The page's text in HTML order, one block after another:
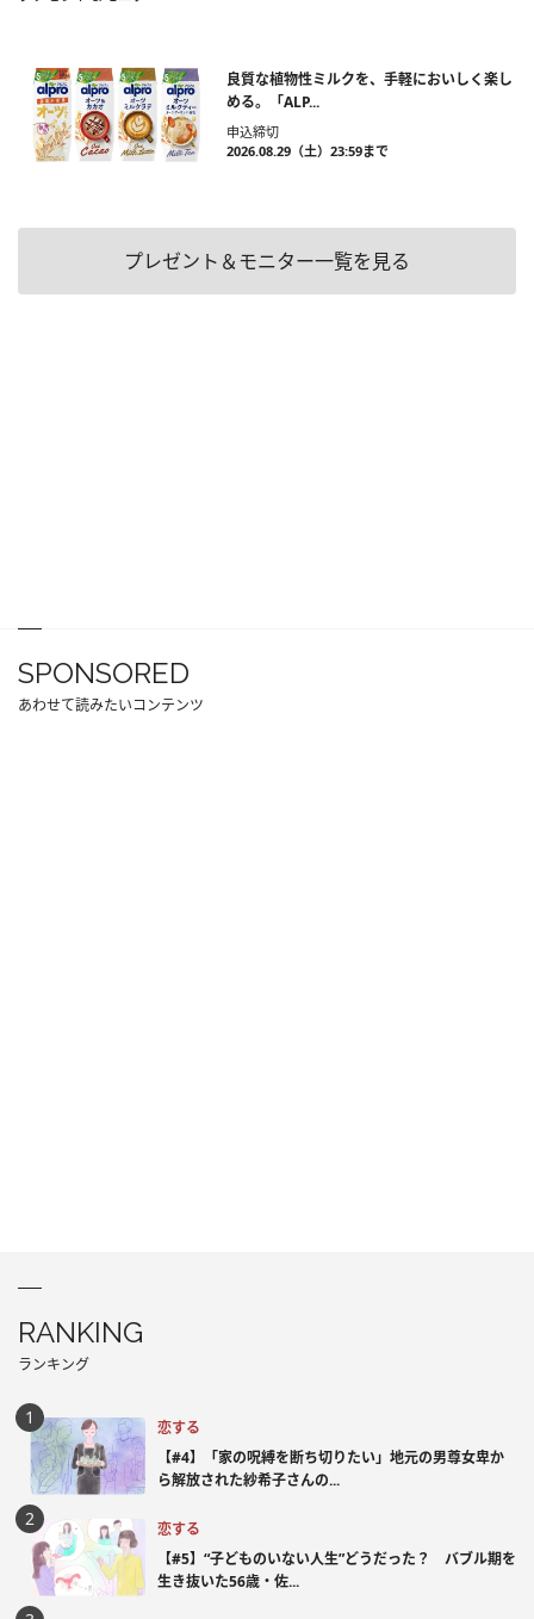
良質な植物性ミルクを、手軽においしく楽し
める。「ALP...
申込締切
2026.08.29（土）23:59まで
プレゼント＆モニター一覧を見る
SPONSORED
あわせて読みたいコンテンツ
RANKING
ランキング
恋する
【#4】「家の呪縛を断ち切りたい」地元の男尊女卑か
ら解放された紗希子さんの...
恋する
【#5】“子どものいない人生”どうだった？ バブル期を
生き抜いた56歳・佐...